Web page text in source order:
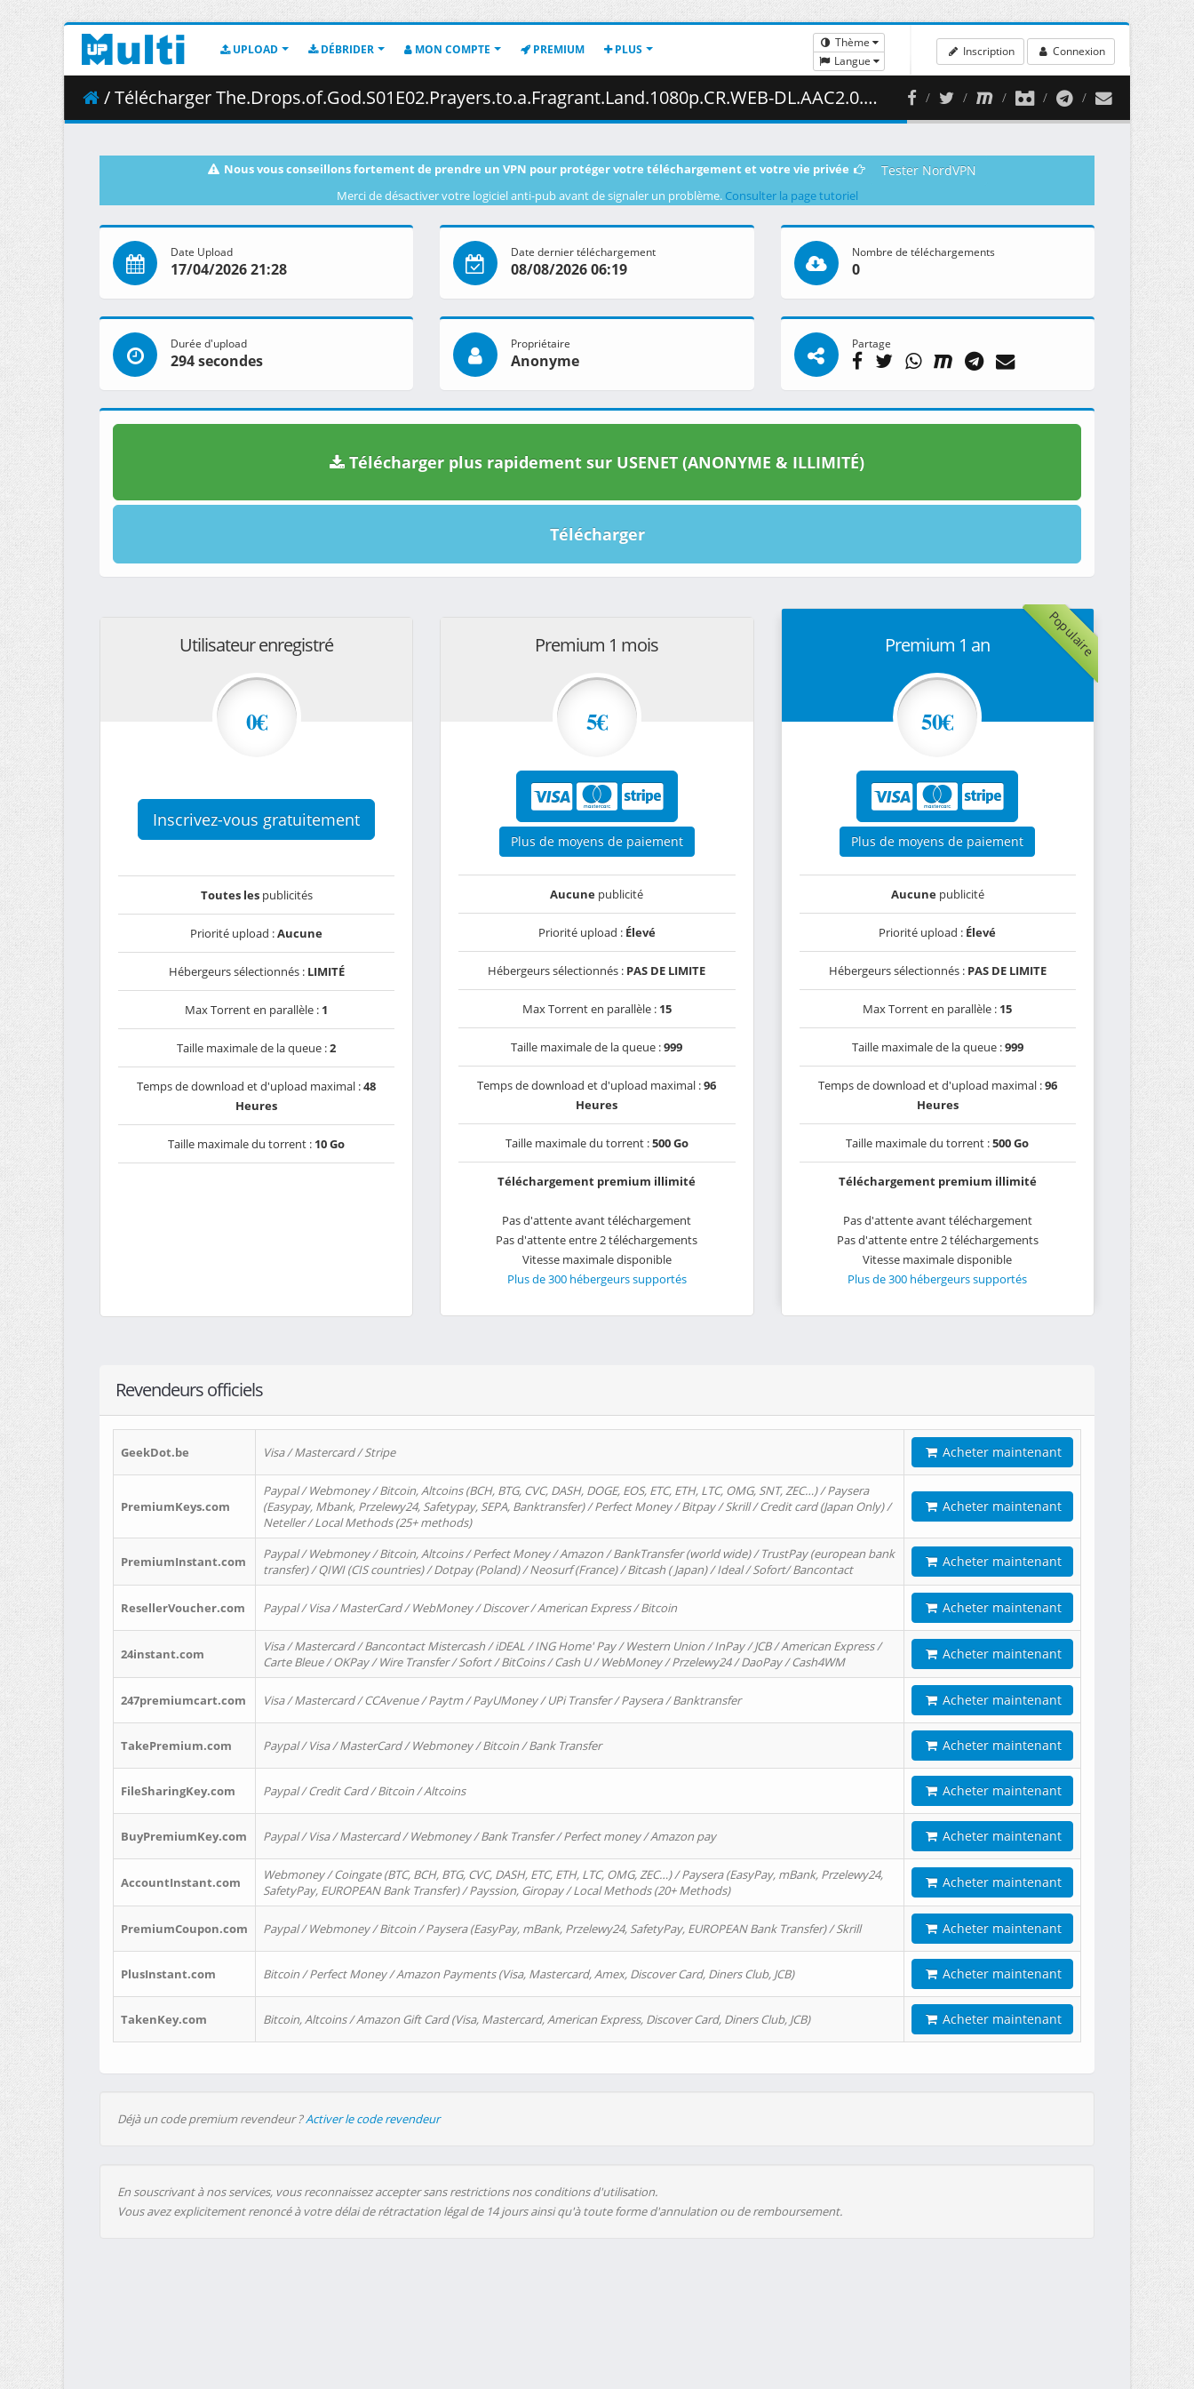
UPLOAD DÉBRIDER MON COMPTE PREMIUM PLUS
Thème
Langue
Inscription Connexion
/ Télécharger The.Drops.of.God.S01E02.Prayers.to.a.Fragrant.Land.1080p.CR.WEB-DL.AAC2.0.H.264-VARYG.mkv.001 ( 470.57 MB )
Nous vous conseillons fortement de prendre un VPN pour protéger votre téléchargement et votre vie privée Tester NordVPN
Merci de désactiver votre logiciel anti-pub avant de signaler un problème. Consulter la page tutoriel
Date Upload
17/04/2026 21:28
Date dernier téléchargement
08/08/2026 06:19
Nombre de téléchargements
0
Durée d'upload
294 secondes
Propriétaire
Anonyme
Partage
Télécharger plus rapidement sur USENET (ANONYME & ILLIMITÉ)
Télécharger
Utilisateur enregistré
0€
Inscrivez-vous gratuitement
Toutes lespublicités
Priorité upload :Aucune
Hébergeurs sélectionnés : LIMITÉ
Max Torrent en parallèle : 1
Taille maximale de la queue :2
Temps de download et d'upload maximal :48
Heures
Taille maximale du torrent : 10 Go
Premium 1 mois
5€
Plus de moyens de paiement
Aucune publicité
Priorité upload : Élevé
Hébergeurs sélectionnés : PAS DE LIMITE
Max Torrent en parallèle : 15
Taille maximale de la queue :999
Temps de download et d'upload maximal :96
Heures
Taille maximale du torrent :500 Go
Téléchargement premium illimité
Pas d'attente avant téléchargement
Pas d'attente entre 2 téléchargements
Vitesse maximale disponible
Plus de 300 hébergeurs supportés
Populaire
Premium 1 an
50€
Plus de moyens de paiement
Aucunepublicité
Priorité upload : Élevé
Hébergeurs sélectionnés : PAS DE LIMITE
Max Torrent en parallèle : 15
Taille maximale de la queue :999
Temps de download et d'upload maximal :96
Heures
Taille maximale du torrent :500 Go
Téléchargement premium illimité
Pas d'attente avant téléchargement
Pas d'attente entre 2 téléchargements
Vitesse maximale disponible
Plus de 300 hébergeurs supportés
Revendeurs officiels
GeekDot.be Visa / Mastercard / Stripe Acheter maintenant
PremiumKeys.com
Paypal / Webmoney / Bitcoin, Altcoins (BCH, BTG, CVC, DASH, DOGE, EOS, ETC, ETH, LTC, OMG, SNT, ZEC…) / Paysera
(Easypay, Mbank, Przelewy24, Safetypay, SEPA, Banktransfer) / Perfect Money / Bitpay / Skrill / Credit card (Japan Only) /
Neteller / Local Methods (25+ methods)
Acheter maintenant
PremiumInstant.com
Paypal / Webmoney / Bitcoin, Altcoins / Perfect Money / Amazon / BankTransfer (world wide) / TrustPay (european bank
transfer) / QIWI (CIS countries) / Dotpay (Poland) / Neosurf (France) / Bitcash ( Japan) / Ideal / Sofort/ Bancontact
Acheter maintenant
ResellerVoucher.com Paypal / Visa / MasterCard / WebMoney / Discover / American Express / Bitcoin Acheter maintenant
24instant.com
Visa / Mastercard / Bancontact Mistercash / iDEAL / ING Home' Pay / Western Union / InPay / JCB / American Express /
Carte Bleue / OKPay / Wire Transfer / Sofort / BitCoins / Cash U / WebMoney / Przelewy24 / DaoPay / Cash4WM
Acheter maintenant
247premiumcart.com Visa / Mastercard / CCAvenue / Paytm / PayUMoney / UPi Transfer / Paysera / Banktransfer Acheter maintenant
TakePremium.com Paypal / Visa / MasterCard / Webmoney / Bitcoin / Bank Transfer Acheter maintenant
FileSharingKey.com Paypal / Credit Card / Bitcoin / Altcoins Acheter maintenant
BuyPremiumKey.com Paypal / Visa / Mastercard / Webmoney / Bank Transfer / Perfect money / Amazon pay Acheter maintenant
AccountInstant.com
Webmoney / Coingate (BTC, BCH, BTG, CVC, DASH, ETC, ETH, LTC, OMG, ZEC…) / Paysera (EasyPay, mBank, Przelewy24,
SafetyPay, EUROPEAN Bank Transfer) / Payssion, Giropay / Local Methods (20+ Methods)
Acheter maintenant
PremiumCoupon.com Paypal / Webmoney / Bitcoin / Paysera (EasyPay, mBank, Przelewy24, SafetyPay, EUROPEAN Bank Transfer) / Skrill Acheter maintenant
PlusInstant.com Bitcoin / Perfect Money / Amazon Payments (Visa, Mastercard, Amex, Discover Card, Diners Club, JCB) Acheter maintenant
TakenKey.com Bitcoin, Altcoins / Amazon Gift Card (Visa, Mastercard, American Express, Discover Card, Diners Club, JCB) Acheter maintenant
Déjà un code premium revendeur ?Activer le code revendeur
En souscrivant à nos services, vous reconnaissez accepter sans restrictions nos conditions d'utilisation.
Vous avez explicitement renoncé à votre délai de rétractation légal de 14 jours ainsi qu'à toute forme d'annulation ou de remboursement.